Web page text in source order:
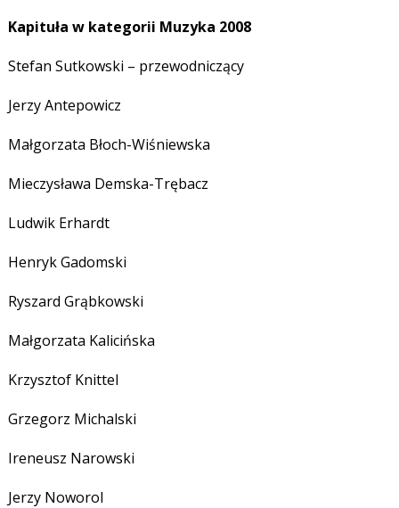
Kapituła w kategorii Muzyka 2008
Stefan Sutkowski – przewodniczący
Jerzy Antepowicz
Małgorzata Błoch-Wiśniewska
Mieczysława Demska-Trębacz
Ludwik Erhardt
Henryk Gadomski
Ryszard Grąbkowski
Małgorzata Kalicińska
Krzysztof Knittel
Grzegorz Michalski
Ireneusz Narowski
Jerzy Noworol